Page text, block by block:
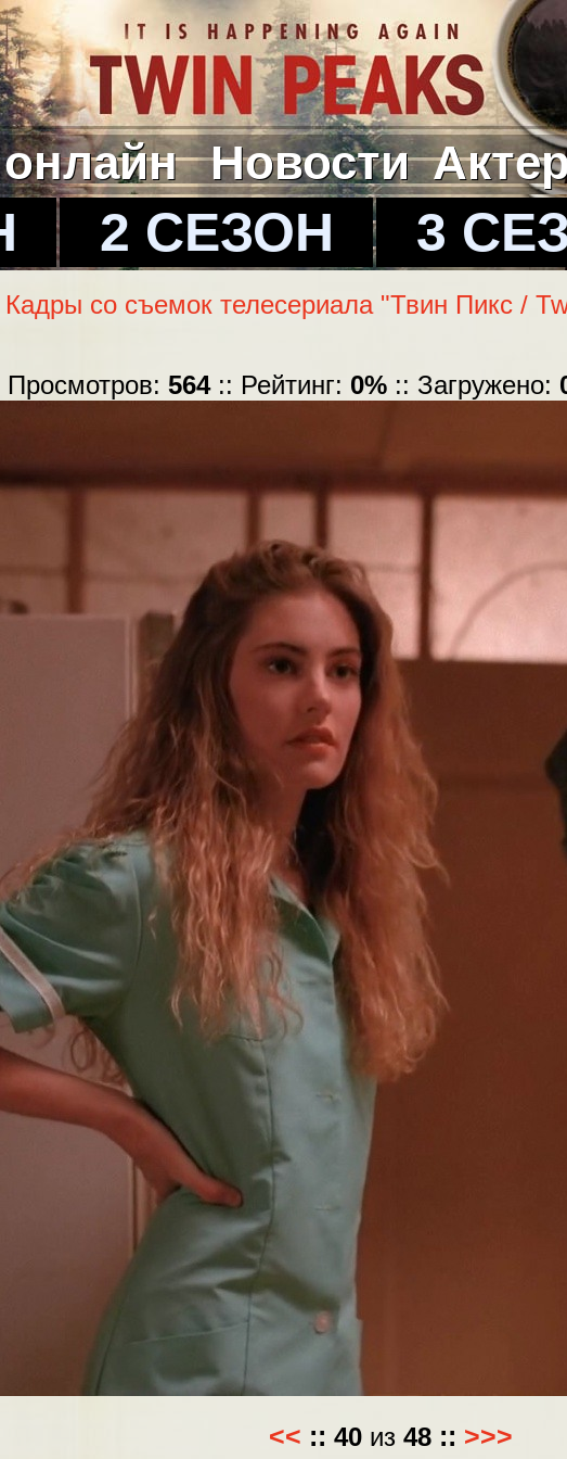
Новости
2 СЕЗОН 3
Кадры со съемок телесериала "Твин Пикс /
Просмотров: 564:: Рейтинг: 0%:: Загружено:
<< :: 40из 48 :: >>>